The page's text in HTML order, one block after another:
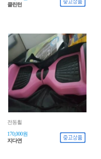
클린턴
전동휠
170,000원
지다연